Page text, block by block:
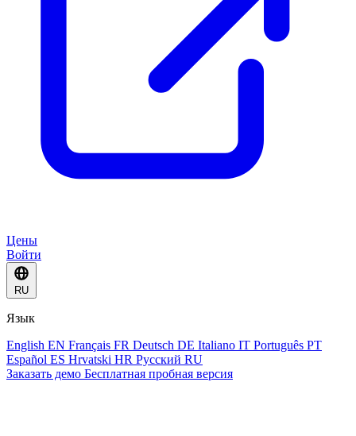
Цены
Войти
RU
Язык
English EN Français FR Deutsch DE Italiano IT Português PT
Español ES Hrvatski HR Русский RU
Заказать демо Бесплатная пробная версия